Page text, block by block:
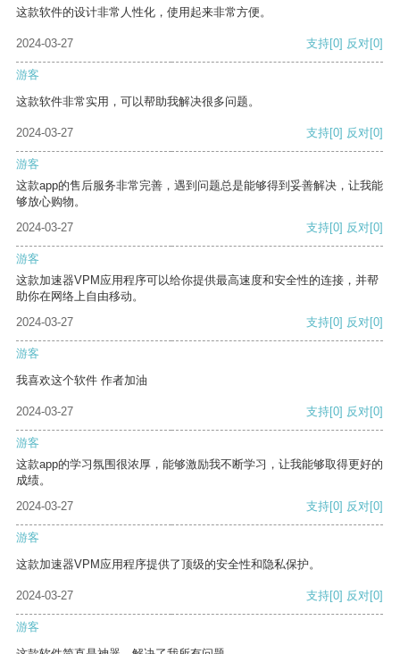
这款软件的设计非常人性化，使用起来非常方便。
2024-03-27 支持[0] 反对[0]
游客
这款软件非常实用，可以帮助我解决很多问题。
2024-03-27 支持[0] 反对[0]
游客
这款app的售后服务非常完善，遇到问题总是能够得到妥善解决，让我能
够放心购物。
2024-03-27
支持[0] 反对[0]
游客
这款加速器VPM应用程序可以给你提供最高速度和安全性的连接，并帮
助你在网络上自由移动。
2024-03-27
支持[0] 反对[0]
游客
我喜欢这个软件 作者加油
2024-03-27 支持[0] 反对[0]
游客
这款app的学习氛围很浓厚，能够激励我不断学习，让我能够取得更好的
成绩。
2024-03-27
支持[0] 反对[0]
游客
这款加速器VPM应用程序提供了顶级的安全性和隐私保护。
2024-03-27 支持[0] 反对[0]
游客